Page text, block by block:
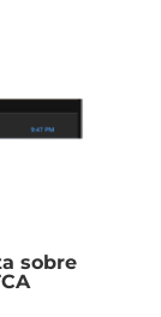
sobre